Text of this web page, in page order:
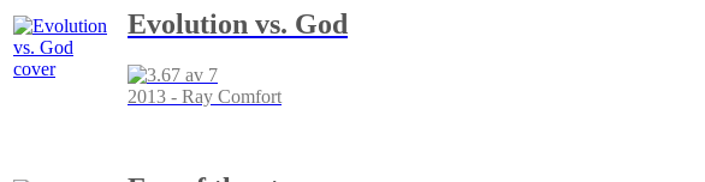
Evolution vs. God
2013 - Ray Comfort